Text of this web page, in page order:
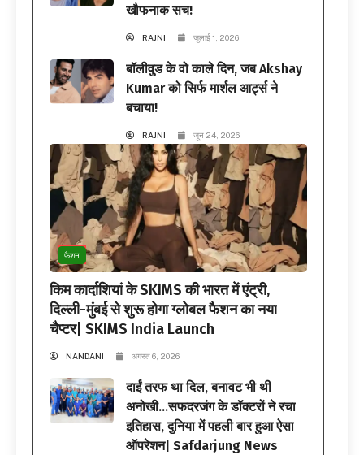
खौफनाक सच!
RAJNI जुलाई 1, 2026
बॉलीवुड के वो काले दिन, जब Akshay
Kumar को सिर्फ मार्शल आर्ट्स ने
बचाया!
RAJNI जून 24, 2026
फैशन
किम कार्दाशियां के SKIMS की भारत में एंट्री,
दिल्ली-मुंबई से शुरू होगा ग्लोबल फैशन का नया
चैप्टर| SKIMS India Launch
NANDANI अगस्त 6, 2026
दाईं तरफ था दिल, बनावट भी थी
अनोखी…सफदरजंग के डॉक्टरों ने रचा
इतिहास, दुनिया में पहली बार हुआ ऐसा
ऑपरेशन| Safdarjung News